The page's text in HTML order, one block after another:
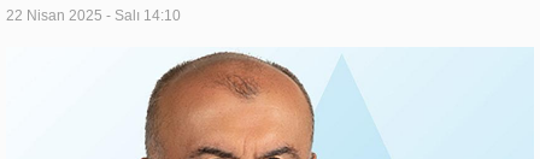
22 Nisan 2025 - Salı 14:10